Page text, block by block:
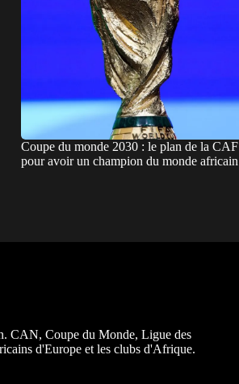
Coupe du monde 2030 : le plan de la CAF
pour avoir un champion du monde africain
CAN, Coupe du Monde, Ligue des
d'Europe et les clubs d'Afrique.